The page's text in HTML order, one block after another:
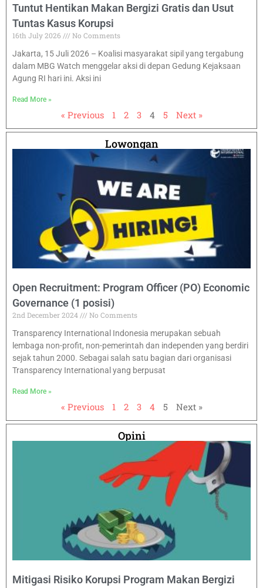
Tuntut Hentikan Makan Bergizi Gratis dan Usut
Tuntas Kasus Korupsi
16th July 2026
No Comments
Jakarta, 15 Juli 2026 – Koalisi masyarakat sipil yang tergabung
dalam MBG Watch menggelar aksi di depan Gedung Kejaksaan
Agung RI hari ini. Aksi ini
Read More »
« Previous 1 2 3 4 5 Next »
Lowongan
Open Recruitment: Program Officer (PO) Economic
Governance (1 posisi)
2nd December 2024
No Comments
Transparency International Indonesia merupakan sebuah
lembaga non-profit, non-pemerintah dan independen yang berdiri
sejak tahun 2000. Sebagai salah satu bagian dari organisasi
Transparency International yang berpusat
Read More »
« Previous 1 2 3 4 5 Next »
Opini
Mitigasi Risiko Korupsi Program Makan Bergizi